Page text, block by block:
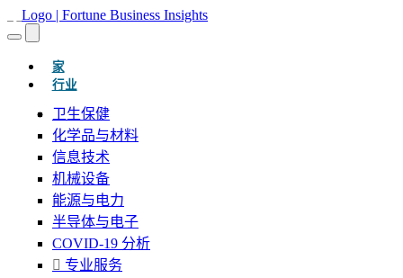
家(当前的)
行业
卫生保健
化学品与材料
信息技术
机械设备
能源与电力
半导体与电子
COVID-19 分析
专业服务